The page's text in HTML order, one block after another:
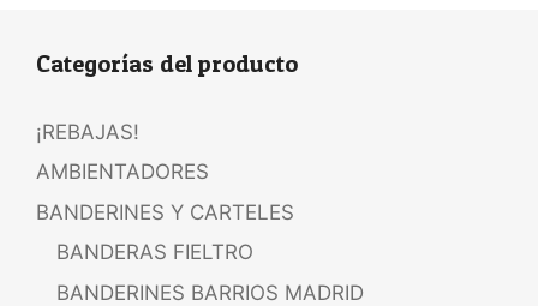
Categorías del producto
¡REBAJAS!
AMBIENTADORES
BANDERINES Y CARTELES
BANDERAS FIELTRO
BANDERINES BARRIOS MADRID